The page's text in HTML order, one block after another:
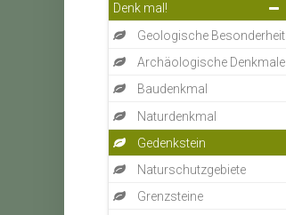
Denk mal!
Geologische Besonderheit
Archäologische Denkmale
Baudenkmal
Naturdenkmal
Gedenkstein
Naturschutzgebiete
Grenzsteine